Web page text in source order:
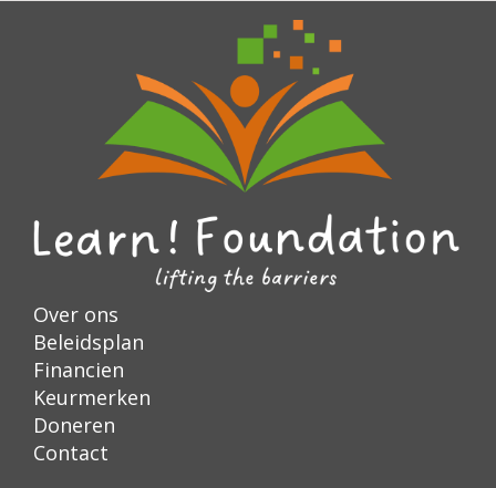
Over ons
Beleidsplan
Financien
Keurmerken
Doneren
Contact